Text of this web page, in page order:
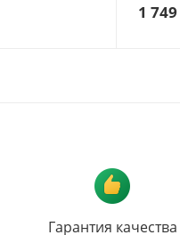
1 749
Гарантия качества